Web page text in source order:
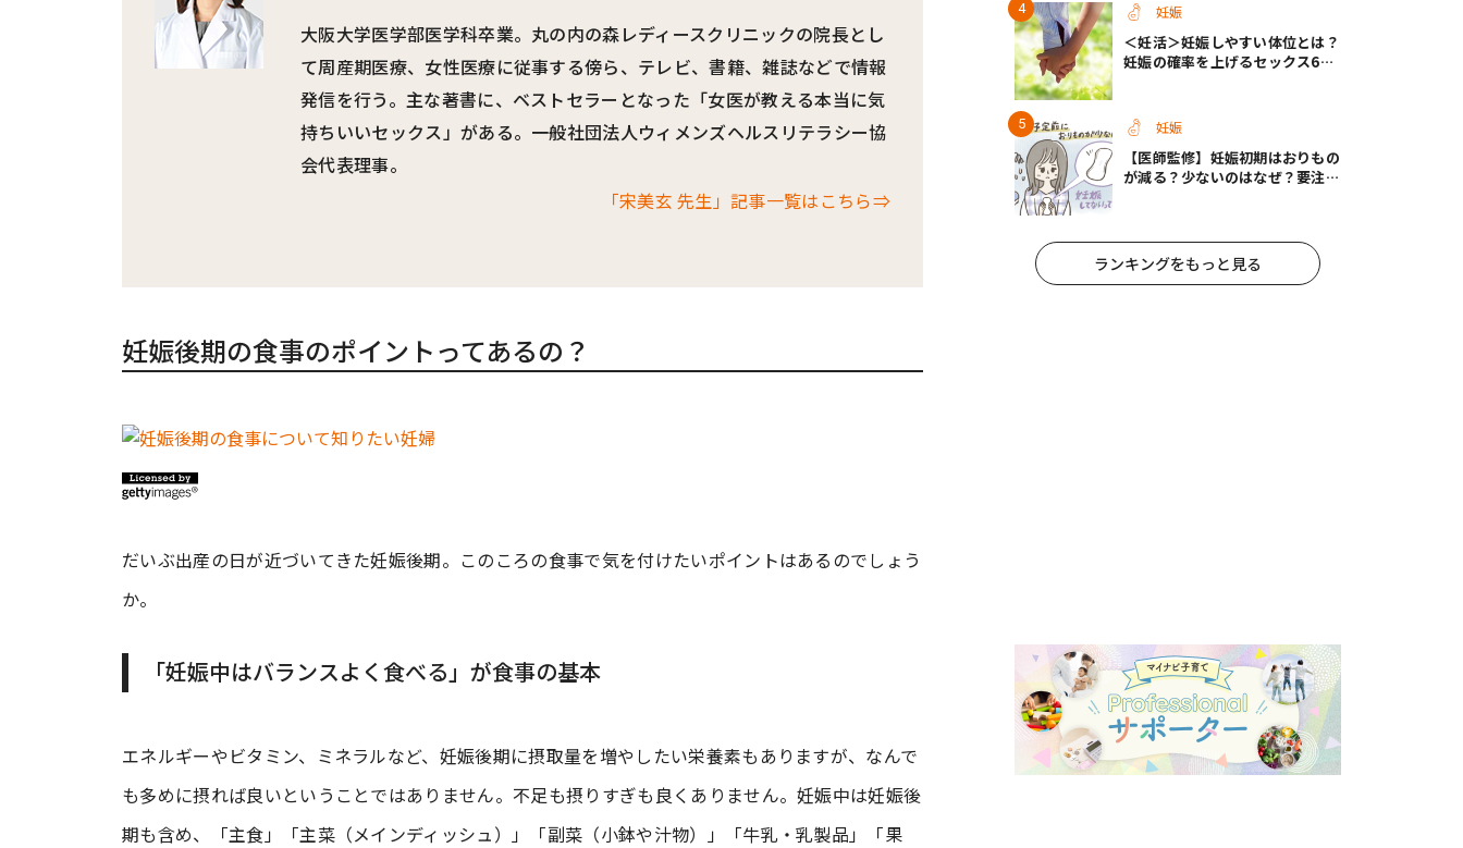
大阪大学医学部医学科卒業。丸の内の森レディースクリニックの院長とし
て周産期医療、女性医療に従事する傍ら、テレビ、書籍、雑誌などで情報
発信を行う。主な著書に、ベストセラーとなった「女医が教える本当に気
持ちいいセックス」がある。一般社団法人ウィメンズヘルスリテラシー協
会代表理事。
「宋美玄 先生」記事一覧はこちら⇒
妊娠後期の食事のポイントってあるの？
だいぶ出産の日が近づいてきた妊娠後期。このころの食事で気を付けたいポイントはあるのでしょう
か。
「妊娠中はバランスよく食べる」が食事の基本
エネルギーやビタミン、ミネラルなど、妊娠後期に摂取量を増やしたい栄養素もありますが、なんで
も多めに摂れば良いということではありません。不足も摂りすぎも良くありません。妊娠中は妊娠後
期も含め、「主食」「主菜（メインディッシュ）」「副菜（小鉢や汁物）」「牛乳・乳製品」「果
妊娠
＜妊活＞妊娠しやすい体位とは？
妊娠の確率を上げるセックス6つ
妊娠
【医師監修】妊娠初期はおりもの
が減る？少ないのはなぜ？要注意
ランキングをもっと見る